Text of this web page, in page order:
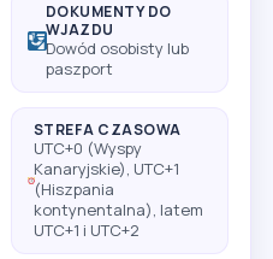
DOKUMENTY DO
WJAZDU
Dowód osobisty lub
paszport
STREFA CZASOWA
UTC+0 (Wyspy
Kanaryjskie), UTC+1
(Hiszpania
kontynentalna), latem
UTC+1 i UTC+2